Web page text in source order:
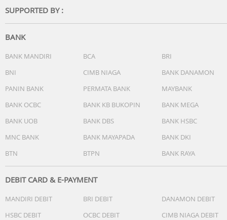
SUPPORTED BY :
BANK
BANK MANDIRI BCA
BRI
BNI
CIMB NIAGA
BANK DANAMON
PANIN BANK
PERMATA BANK
MAYBANK
BANK OCBC
BANK KB BUKOPIN
BANK MEGA
BANK UOB
BANK DBS
BANK HSBC
MNC BANK
BANK MAYAPADA
BANK DKI
BTN
BTPN BANK RAYA
DEBIT CARD & E-PAYMENT
MANDIRI DEBIT BRI DEBIT
DANAMON DEBIT
HSBC DEBIT
OCBC DEBIT
CIMB NIAGA DEBIT